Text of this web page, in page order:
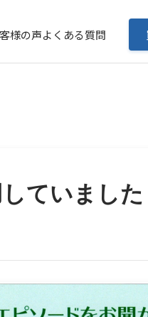
様の声よくある質問
ていました